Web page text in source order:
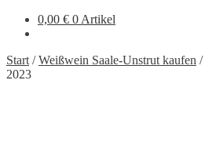
0,00 € 0 Artikel
Start /Weißwein Saale-Unstrut kaufen /
2023